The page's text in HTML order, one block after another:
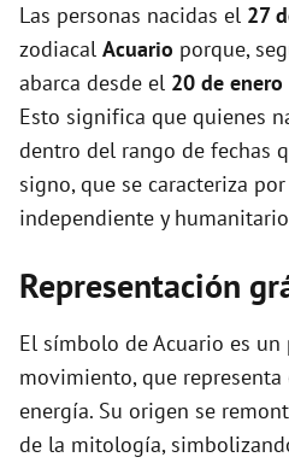
Las personas nacidas el 27
zodiacal Acuario porque,
abarca desde el 20 de
Esto significa que quienes
dentro del rango de fechas
signo, que se caracteriza
independiente y
Representación
El símbolo de Acuario es un
movimiento, que
energía. Su origen se
de la mitología,